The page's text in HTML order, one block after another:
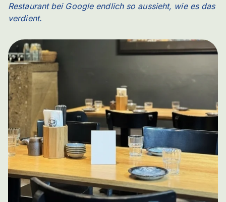
Restaurant bei Google endlich so aussieht, wie es das
verdient.